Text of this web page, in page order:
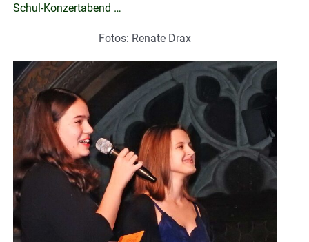
Schul-Konzertabend …
Fotos: Renate Drax